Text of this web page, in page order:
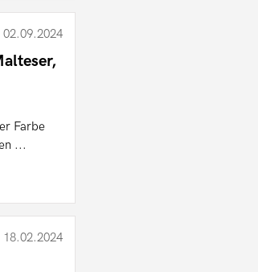
02.09.2024
Farbe
...
18.02.2024